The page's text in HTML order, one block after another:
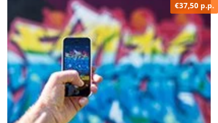
€37,50 p.p.